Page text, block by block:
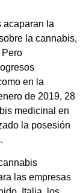
acaparan la
la cannabis,
en la
de 2019, 28
medicinal en
la posesión
las empresas